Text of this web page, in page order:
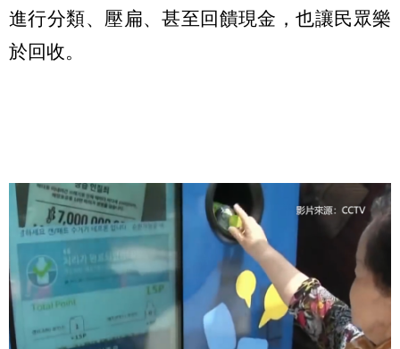
進行分類、壓扁、甚至回饋現金，也讓民眾樂
於回收。